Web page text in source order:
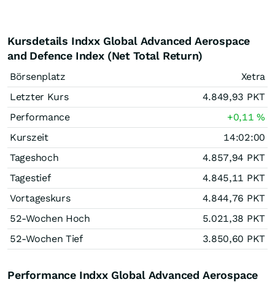
Kursdetails Indxx Global Advanced Aerospace
and Defence Index (Net Total Return)
Börsenplatz
Xetra
Letzter Kurs
4.849,93 PKT
Performance
+0,11%
Kurszeit
14:02:00
Tageshoch
4.857,94 PKT
Tagestief
4.845,11 PKT
Vortageskurs
4.844,76 PKT
52-Wochen Hoch
5.021,38 PKT
52-Wochen Tief
3.850,60 PKT
Performance Indxx Global Advanced Aerospace